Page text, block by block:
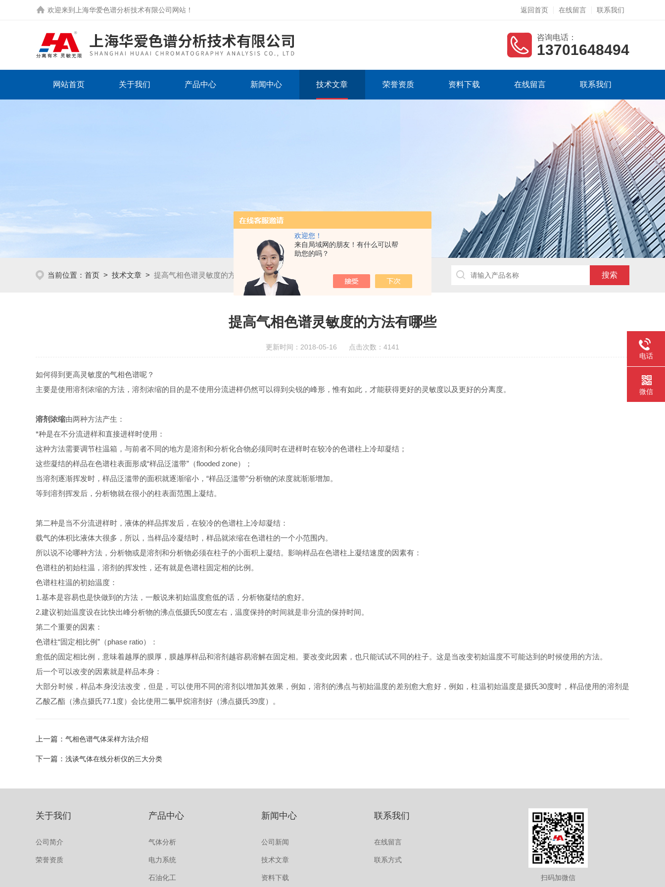
欢迎您！
来自局域网的朋友！有什么可以帮
助您的吗？
欢迎来到 上海华爱色谱分析技术有限公司网站 ！ 返回首页 在线留言 联系我们
咨询电话：
13701648494
网站首页 关于我们 产品中心 新闻中心 技术文章 荣誉资质 资料下载 在线留言 联系我们
当前位置： 首页 > 技术文章 > 提高气相色谱灵敏度的方法有哪些
提高气相色谱灵敏度的方法有哪些
更新时间：2018-05-16 点击次数：4141
如何得到更高灵敏度的气相色谱呢？
主要是使用溶剂浓缩的方法，溶剂浓缩的目的是不使用分流进样仍然可以得到尖锐的峰形，惟有如此，才能获得更好的灵敏度以及更好的分离度。
溶剂浓缩由两种方法产生：
*种是在不分流进样和直接进样时使用：
这种方法需要调节柱温箱，与前者不同的地方是溶剂和分析化合物必须同时在进样时在较冷的色谱柱上冷却凝结；
这些凝结的样品在色谱柱表面形成“样品泛滥带”（flooded zone）；
当溶剂逐渐挥发时，样品泛滥带的面积就逐渐缩小，“样品泛滥带”分析物的浓度就渐渐增加。
等到溶剂挥发后，分析物就在很小的柱表面范围上凝结。
第二种是当不分流进样时，液体的样品挥发后，在较冷的色谱柱上冷却凝结：
载气的体积比液体大很多，所以，当样品冷凝结时，样品就浓缩在色谱柱的一个小范围内。
所以说不论哪种方法，分析物或是溶剂和分析物必须在柱子的小面积上凝结。影响样品在色谱柱上凝结速度的因素有：
色谱柱的初始柱温，溶剂的挥发性，还有就是色谱柱固定相的比例。
色谱柱柱温的初始温度：
1.基本是容易也是快做到的方法，一般说来初始温度愈低的话，分析物凝结的愈好。
2.建议初始温度设在比快出峰分析物的沸点低摄氏50度左右，温度保持的时间就是非分流的保持时间。
第二个重要的因素：
色谱柱“固定相比例”（phase ratio）：
愈低的固定相比例，意味着越厚的膜厚，膜越厚样品和溶剂越容易溶解在固定相。要改变此因素，也只能试试不同的柱子。这是当改变初始温度不可能达到的时候使用的方法。
后一个可以改变的因素就是样品本身：
大部分时候，样品本身没法改变，但是，可以使用不同的溶剂以增加其效果，例如，溶剂的沸点与初始温度的差别愈大愈好，例如，柱温初始温度是摄氏30度时，样品使用的溶剂是
乙酸乙酯（沸点摄氏77.1度）会比使用二氯甲烷溶剂好（沸点摄氏39度）。
上一篇： 气相色谱气体采样方法介绍
下一篇： 浅谈气体在线分析仪的三大分类
关于我们
公司简介
荣誉资质
产品中心
气体分析
电力系统
石油化工
新闻中心
公司新闻
技术文章
资料下载
联系我们
在线留言
联系方式
扫码加微信
电话
微信